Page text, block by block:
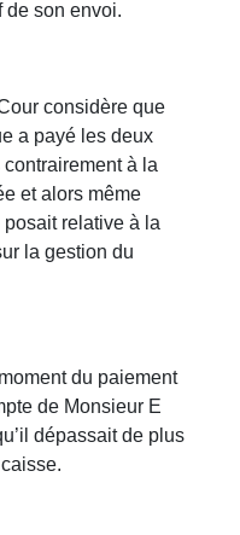
de son envoi.
considère que
a payé les deux
contrairement à la
et alors même
relative à la
la gestion du
du paiement
de Monsieur E
dépassait de plus